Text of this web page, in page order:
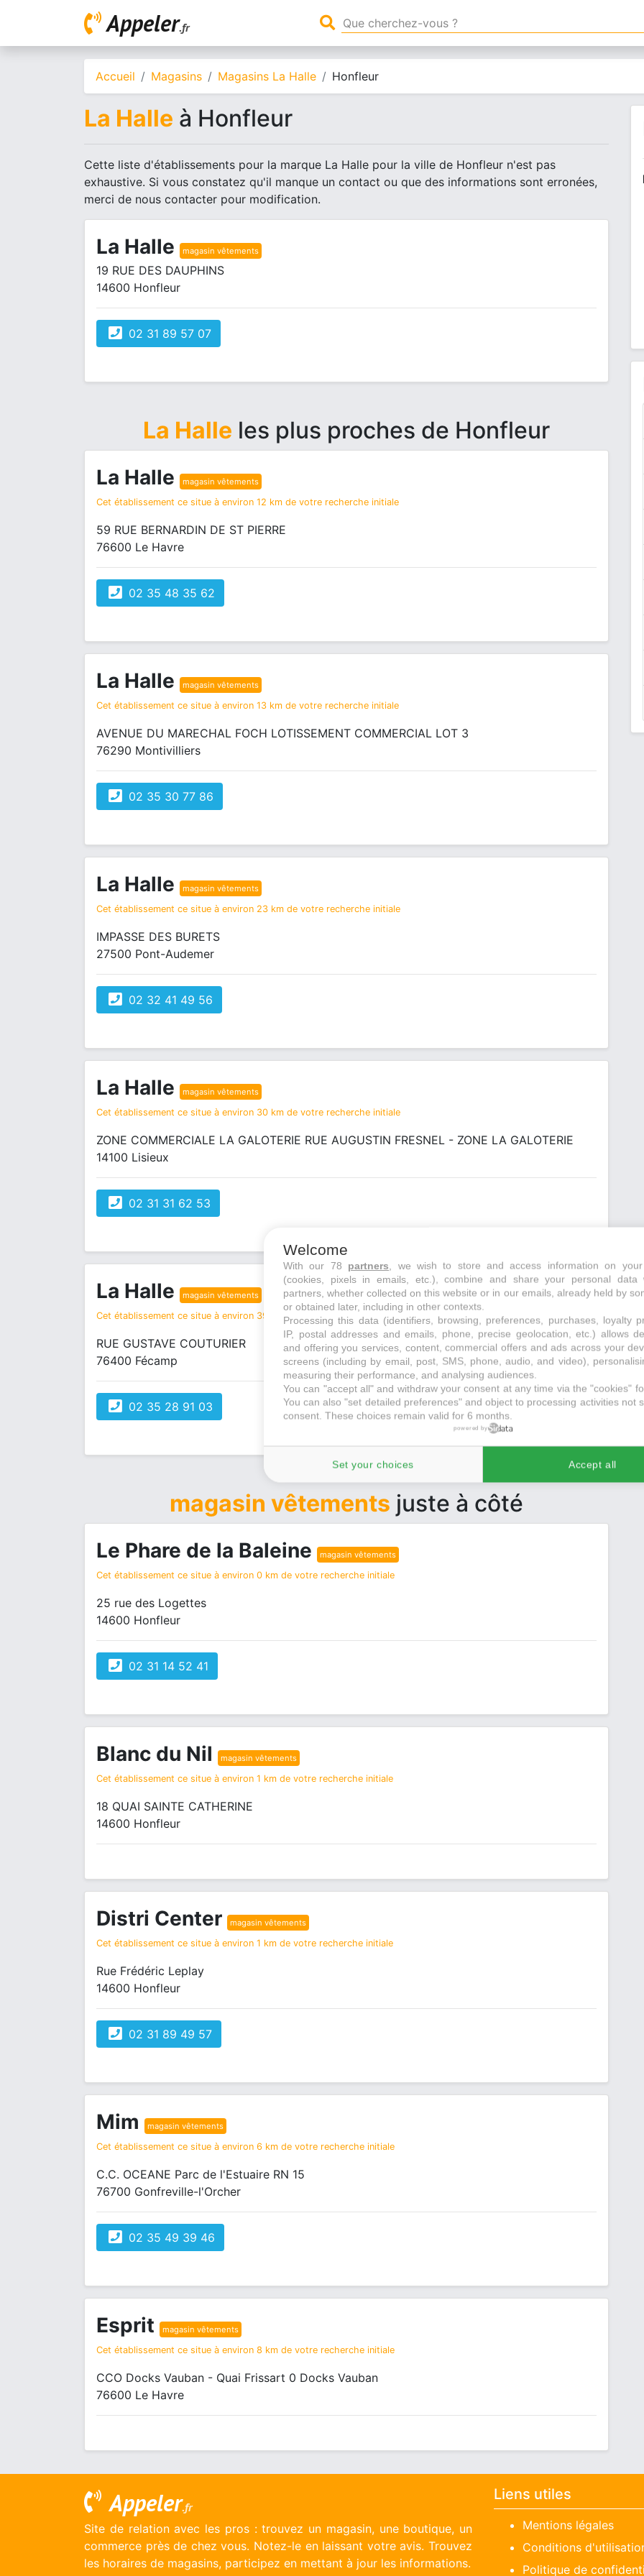
Appeler.fr
Accueil Magasins Magasins La Halle Honfleur
La Halle à Honfleur
Cette liste d'établissements pour la marque La Halle pour la ville de Honfleur n'est pas
exhaustive. Si vous constatez qu'il manque un contact ou que des informations sont erronées,
merci de nous contacter pour modification.
La Halle magasin vêtements
19 RUE DES DAUPHINS
14600 Honfleur
02 31 89 57 07
La Halle les plus proches de Honfleur
La Halle magasin vêtements
Cet établissement ce situe à environ 12 km de votre recherche initiale
59 RUE BERNARDIN DE ST PIERRE
76600 Le Havre
02 35 48 35 62
La Halle magasin vêtements
Cet établissement ce situe à environ 13 km de votre recherche initiale
AVENUE DU MARECHAL FOCH LOTISSEMENT COMMERCIAL LOT 3
76290 Montivilliers
02 35 30 77 86
La Halle magasin vêtements
Cet établissement ce situe à environ 23 km de votre recherche initiale
IMPASSE DES BURETS
27500 Pont-Audemer
02 32 41 49 56
La Halle magasin vêtements
Cet établissement ce situe à environ 30 km de votre recherche initiale
ZONE COMMERCIALE LA GALOTERIE RUE AUGUSTIN FRESNEL - ZONE LA GALOTERIE
14100 Lisieux
02 31 31 62 53
La Halle magasin vêtements
Cet établissement ce situe à environ 39 km de votre recherche initiale
RUE GUSTAVE COUTURIER
76400 Fécamp
02 35 28 91 03
magasin vêtements juste à côté
Le Phare de la Baleine magasin vêtements
Cet établissement ce situe à environ 0 km de votre recherche initiale
25 rue des Logettes
14600 Honfleur
02 31 14 52 41
Blanc du Nil magasin vêtements
Cet établissement ce situe à environ 1 km de votre recherche initiale
18 QUAI SAINTE CATHERINE
14600 Honfleur
Distri Center magasin vêtements
Cet établissement ce situe à environ 1 km de votre recherche initiale
Rue Frédéric Leplay
14600 Honfleur
02 31 89 49 57
Mim magasin vêtements
Cet établissement ce situe à environ 6 km de votre recherche initiale
C.C. OCEANE Parc de l'Estuaire RN 15
76700 Gonfreville-l'Orcher
02 35 49 39 46
Esprit magasin vêtements
Cet établissement ce situe à environ 8 km de votre recherche initiale
CCO Docks Vauban - Quai Frissart 0 Docks Vauban
76600 Le Havre
Appeler.fr
Site de relation avec les pros : trouvez un magasin, une boutique, un
commerce près de chez vous. Notez-le en laissant votre avis. Trouvez
les horaires de magasins, participez en mettant à jour les informations.
Liens utiles
Mentions légales
Conditions
Politique de
Welcome
With our 78 partners , we wish to store and access information on
(cookies, pixels in emails, etc.), combine and share your personal data
partners, whether collected on this website or in our emails, already held by
or obtained later, including in other contexts.
Processing this data (identifiers, browsing, preferences, purchases, loyalty
IP, postal addresses and emails, phone, precise geolocation, etc.) allows
and offering you services, content, commercial offers and ads across your
screens (including by email, post, SMS, phone, audio, and video),
measuring their performance, and analysing audiences.
You can "accept all" and withdraw your consent at any time via the "cookies"
You can also "set detailed preferences" and object to processing activities not
consent. These choices remain valid for 6 months.
powered by
Set your choices Accept all